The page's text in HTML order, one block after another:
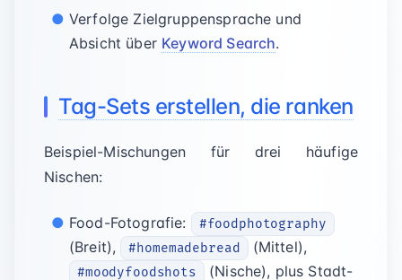
Verfolge Zielgruppensprache und
Absicht über Keyword Search.
Tag-Sets erstellen, die ranken
Beispiel-Mischungen für drei häufige
Nischen:
Food-Fotografie: #foodphotography
(Breit), #homemadebread (Mittel),
#moodyfoodshots
(Nische), plus Stadt-